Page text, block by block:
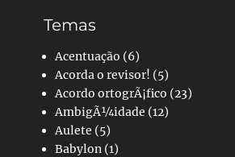
Temas
Acentuação (6)
Acorda o revisor! (5)
Acordo ortogrÃ¡fico (23)
AmbigÃ¼idade (12)
Aulete (5)
Babylon (1)